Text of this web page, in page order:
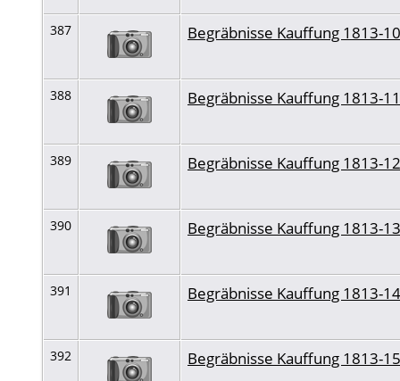
387 Begräbnisse Kauffung 1813-10
388 Begräbnisse Kauffung 1813-11
389 Begräbnisse Kauffung 1813-12
390 Begräbnisse Kauffung 1813-13
391 Begräbnisse Kauffung 1813-14
392 Begräbnisse Kauffung 1813-15